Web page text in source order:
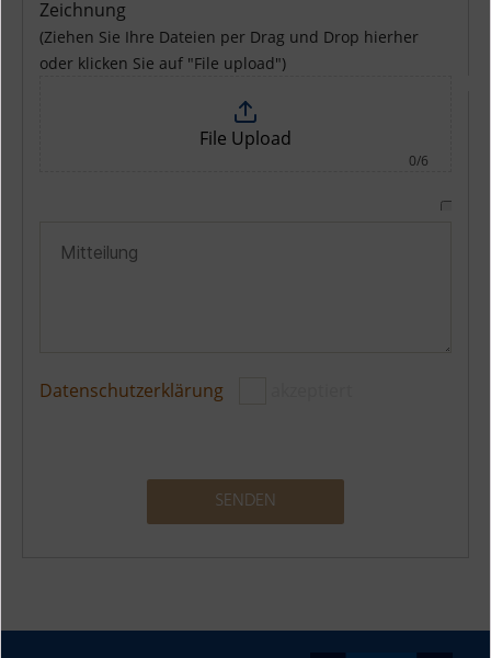
Zeichnung
(Ziehen Sie Ihre Dateien per Drag und Drop hierher
oder klicken Sie auf "File upload")
File Upload
0/6
Datenschutzerklärung
e